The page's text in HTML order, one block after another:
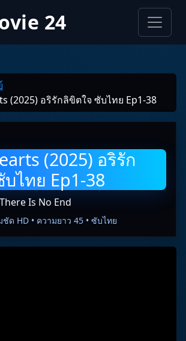
24
(2025) อริรักลิขิตใจ ซับไทย Ep1-38
(2025) อริรัก
ไทย Ep1-38
Is No End
ด HD • ความยาว 45 • ซับไทย